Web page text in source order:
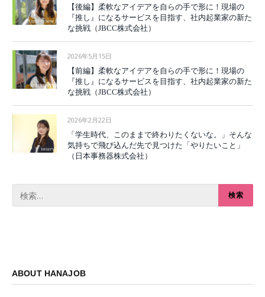
【後編】柔軟なアイデアを自らの手で形に！現場の
『推し』になるサービスを目指す、社内起業家の新た
な挑戦（JBCC株式会社）
2026年5月15日
【前編】柔軟なアイデアを自らの手で形に！現場の
『推し』になるサービスを目指す、社内起業家の新た
な挑戦（JBCC株式会社）
2026年2月22日
「学生時代、このままで終わりたくないな。」そんな
気持ちで飛び込んだ先で見つけた「やりたいこと」
（日本事務器株式会社）
ABOUT HANAJOB